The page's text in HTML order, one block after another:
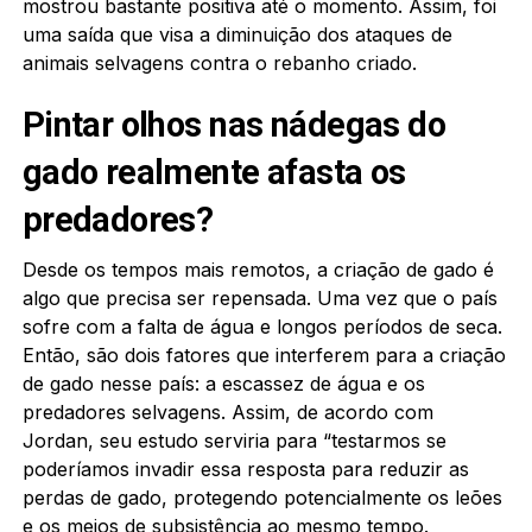
mostrou bastante positiva até o momento. Assim, foi
uma saída que visa a diminuição dos ataques de
animais selvagens contra o rebanho criado.
Pintar olhos nas nádegas do
gado realmente afasta os
predadores?
Desde os tempos mais remotos, a criação de gado é
algo que precisa ser repensada. Uma vez que o país
sofre com a falta de água e longos períodos de seca.
Então, são dois fatores que interferem para a criação
de gado nesse país: a escassez de água e os
predadores selvagens. Assim, de acordo com
Jordan, seu estudo serviria para “testarmos se
poderíamos invadir essa resposta para reduzir as
perdas de gado, protegendo potencialmente os leões
e os meios de subsistência ao mesmo tempo.